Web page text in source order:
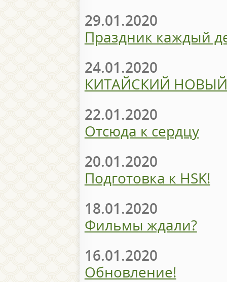
29.01.2020
Праздник каждый
24.01.2020
КИТАЙСКИЙ
22.01.2020
Отсюда к сердцу
20.01.2020
Подготовка к HSK!
18.01.2020
Фильмы ждали?
16.01.2020
Обновление!